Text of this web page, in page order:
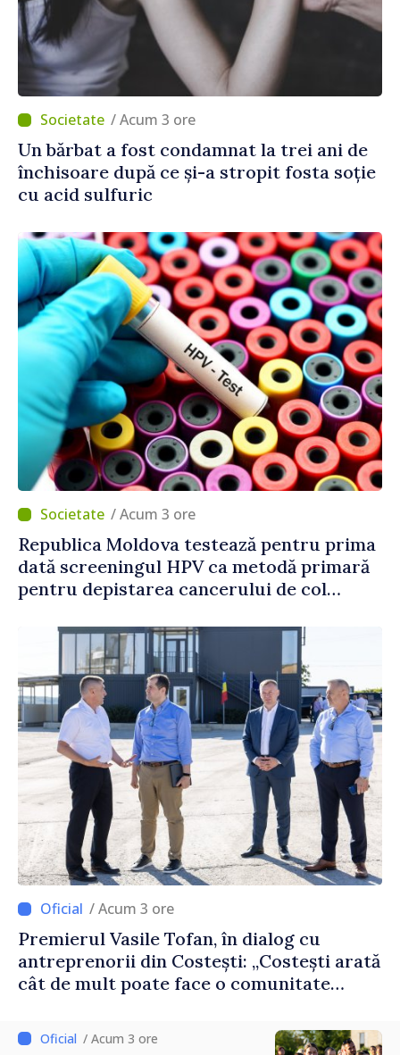
/ Acum 3 ore
Un bărbat a fost condamnat la trei ani de
închisoare după ce și-a stropit fosta soție
cu acid sulfuric
/ Acum 3 ore
Republica Moldova testează pentru prima
dată screeningul HPV ca metodă primară
pentru depistarea cancerului de col
/ Acum 3 ore
Premierul Vasile Tofan, în dialog cu
antreprenorii din Costești: „Costești arată
cât de mult poate face o comunitate
spirit antreprenorial”
/ Acum 3 ore